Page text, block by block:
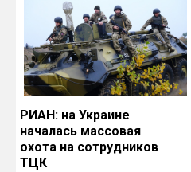
РИАН: на Украине
началась массовая
охота на сотрудников
ТЦК